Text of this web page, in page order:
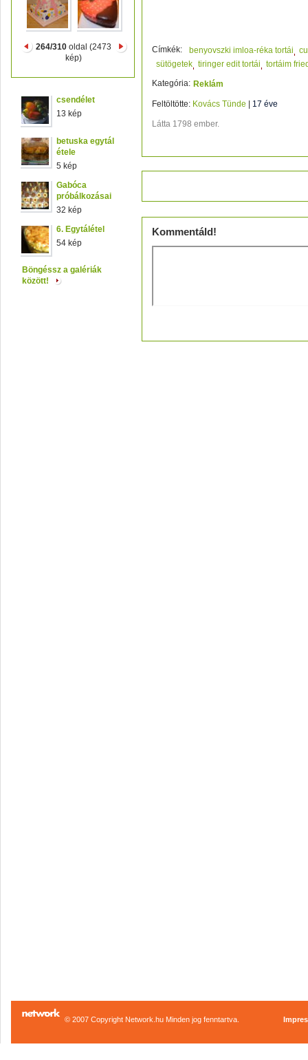
264/310 oldal (2473
kép)
csendélet
13 kép
betuska egytál
étele
5 kép
Gabóca
próbálkozásai
32 kép
6. Egytálétel
54 kép
Böngéssz a galériák
között!
Címkék: benyovszki imloa-réka tortái
sütögetek tiringer edit tortái
tortáim
Kategória: Reklám
Feltöltötte: Kovács Tünde 17 éve
Látta 1798 ember.
Kommentáld!
© 2007 Copyright Network.hu Minden jog fenntartva.